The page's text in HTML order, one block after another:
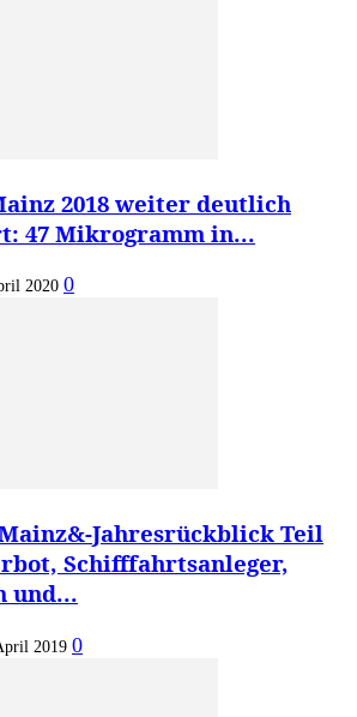
2018 weiter deutlich
47 Mikrogramm in...
2020 0
Mainz&-Jahresrückblick Teil
Schifffahrtsanleger,
und...
2019 0